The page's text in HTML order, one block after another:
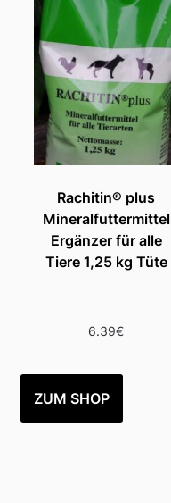
Rachitin® plus
Mineralfuttermittel
Ergänzer für alle
Tiere 1,25 kg Tüte
6.39€
ZUM SHOP